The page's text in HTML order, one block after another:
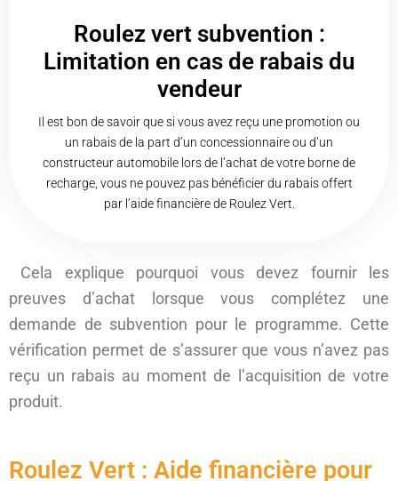
Roulez vert subvention :
Limitation en cas de rabais du
vendeur
Il est bon de savoir que si vous avez reçu une promotion ou
un rabais de la part d’un concessionnaire ou d’un
constructeur automobile lors de l’achat de votre borne de
recharge, vous ne pouvez pas bénéficier du rabais offert
par l’aide financière de Roulez Vert.
Cela explique pourquoi vous devez fournir les
preuves d’achat lorsque vous complétez une
demande de subvention pour le programme. Cette
vérification permet de s’assurer que vous n’avez pas
reçu un rabais au moment de l’acquisition de votre
produit.
Roulez Vert : Aide financière pour